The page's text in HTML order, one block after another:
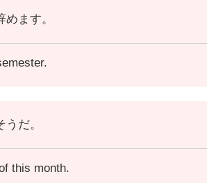
ます。
だ。
this month.